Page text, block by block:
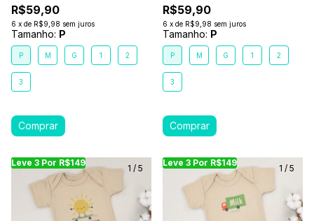
R$59,90
6 x de R$9,98 sem juros
Tamanho: P
P M G 1 2
3
R$59,90
6 x de R$9,98 sem juros
Tamanho: P
P M G 1 2
3
Leve 3 Por R$149
Leve 3 Por R$149 Leve 3 Por R$149 Leve
1 / 5
Leve 3 Por R$149
Leve 3 Por R$149
1 / 5